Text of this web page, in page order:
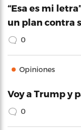
“Esa es mi
un plan contra
0
Opiniones
Voy a Trump y
0